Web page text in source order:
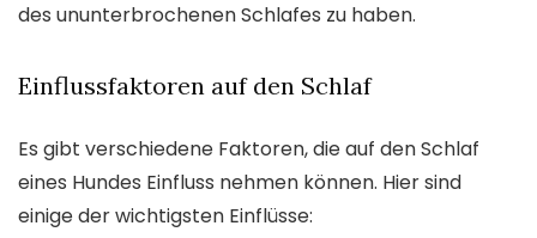
des ununterbrochenen Schlafes zu haben.
Einflussfaktoren auf den Schlaf
Es gibt verschiedene Faktoren, die auf den Schlaf
eines Hundes Einfluss nehmen können. Hier sind
einige der wichtigsten Einflüsse: